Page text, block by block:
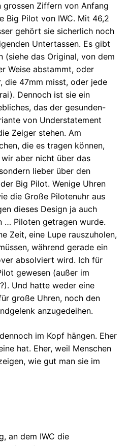
grossen Ziffern von Anfang
Big Pilot von IWC. Mit 46,2
gehört sie sicherlich noch
Untertassen. Es gibt
(siehe das Original, von dem
Weise abstammt, oder
die 47mm misst, oder jede
Dennoch ist sie ein
das der gesunden-
von Understatement
Zeiger stehen. Am
die es tragen können,
aber nicht über das
lieber über den
Big Pilot. Wenige Uhren
die Große Pilotenuhr aus
dieses Design ja auch
… Piloten getragen wurde.
Zeit, eine Lupe rauszuholen,
während gerade ein
absolviert wird. Ich für
gewesen (außer im
Und hatte weder eine
große Uhren, noch den
anzugedeihen.
im Kopf hängen. Eher
hat. Eher, weil Menschen
wie gut man sie im
an dem IWC die